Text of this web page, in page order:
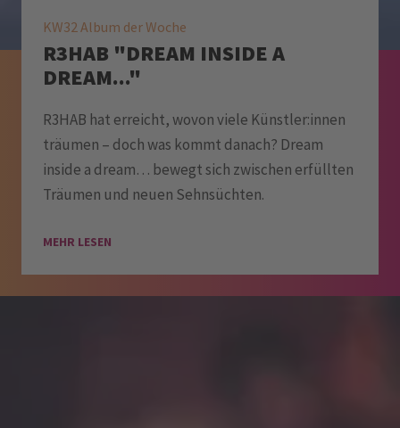
KW32 Album der Woche
R3HAB "DREAM INSIDE A
DREAM..."
R3HAB hat erreicht, wovon viele Künstler:innen
träumen – doch was kommt danach? Dream
inside a dream… bewegt sich zwischen erfüllten
Träumen und neuen Sehnsüchten.
MEHR LESEN